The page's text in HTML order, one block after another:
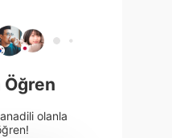
Öğren
olanla